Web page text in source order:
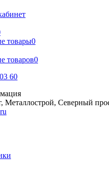
товары0
товаров0
60
Металлострой, Северный